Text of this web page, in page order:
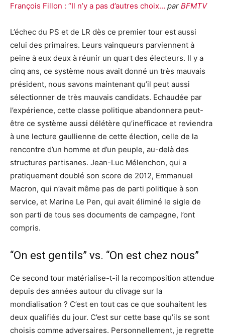
François Fillon : “Il n’y a pas d’autres choix… par BFMTV
L’échec du PS et de LR dès ce premier tour est aussi
celui des primaires. Leurs vainqueurs parviennent à
peine à eux deux à réunir un quart des électeurs. Il y a
cinq ans, ce système nous avait donné un très mauvais
président, nous savons maintenant qu’il peut aussi
sélectionner de très mauvais candidats. Echaudée par
l’expérience, cette classe politique abandonnera peut-
être ce système aussi délétère qu’inefficace et reviendra
à une lecture gaullienne de cette élection, celle de la
rencontre d’un homme et d’un peuple, au-delà des
structures partisanes. Jean-Luc Mélenchon, qui a
pratiquement doublé son score de 2012, Emmanuel
Macron, qui n’avait même pas de parti politique à son
service, et Marine Le Pen, qui avait éliminé le sigle de
son parti de tous ses documents de campagne, l’ont
compris.
“On est gentils” vs. “On est chez nous”
Ce second tour matérialise-t-il la recomposition attendue
depuis des années autour du clivage sur la
mondialisation ? C’est en tout cas ce que souhaitent les
deux qualifiés du jour. C’est sur cette base qu’ils se sont
choisis comme adversaires. Personnellement, je regrette